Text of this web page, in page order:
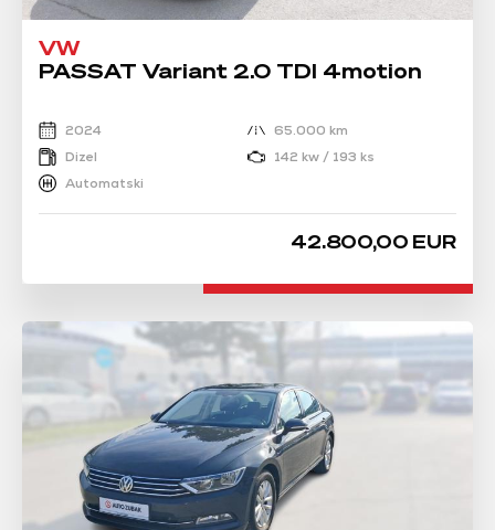
VW
PASSAT Variant 2.0 TDI 4motion
2024
65.000 km
Dizel
142 kw / 193 ks
Automatski
42.800,00 EUR